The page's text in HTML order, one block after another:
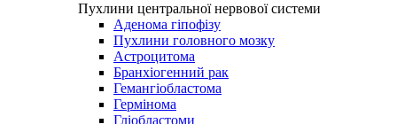
Пухлини центральної нервової системи
Аденома гіпофізу
Пухлини головного мозку
Астроцитома
Бранхіогенний рак
Гемангіобластома
Гермінома
Гліобластоми